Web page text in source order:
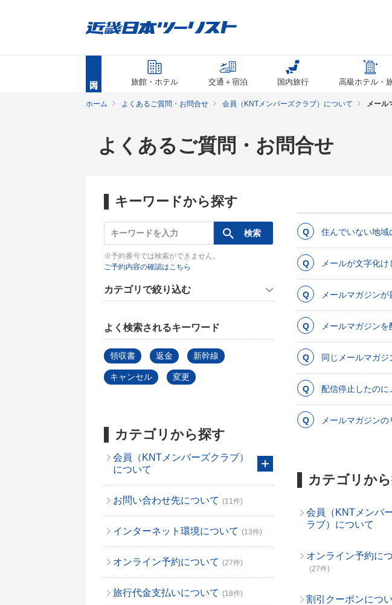
旅館・ホテル 交通＋宿泊 国内旅行 高級ホテル・
ホーム よくあるご質問・お問合せ 会員（KNTメンバーズクラブ）について メール
よくあるご質問・お問合せ
キーワードから探す
※予約番号では検索ができません。
ご予約内容の確認はこちら
カテゴリで絞り込む
よく検索されるキーワード
領収書 返金 新幹線
キャンセル 変更
カテゴリから探す
会員（KNTメンバーズクラブ）
について
お問い合わせ先について (11件)
インターネット環境について (13件)
オンライン予約について (27件)
旅行代金支払いについて (18件)
住んでいない地域
メールが文字化け
メールマガジンが
メールマガジン
同じメールマガジ
配信停止したのに
メールマガジン
カテゴリか
会員（KNTメンバ
ラブ）について
オンライン予約に
(27件)
割引クーポンにつ